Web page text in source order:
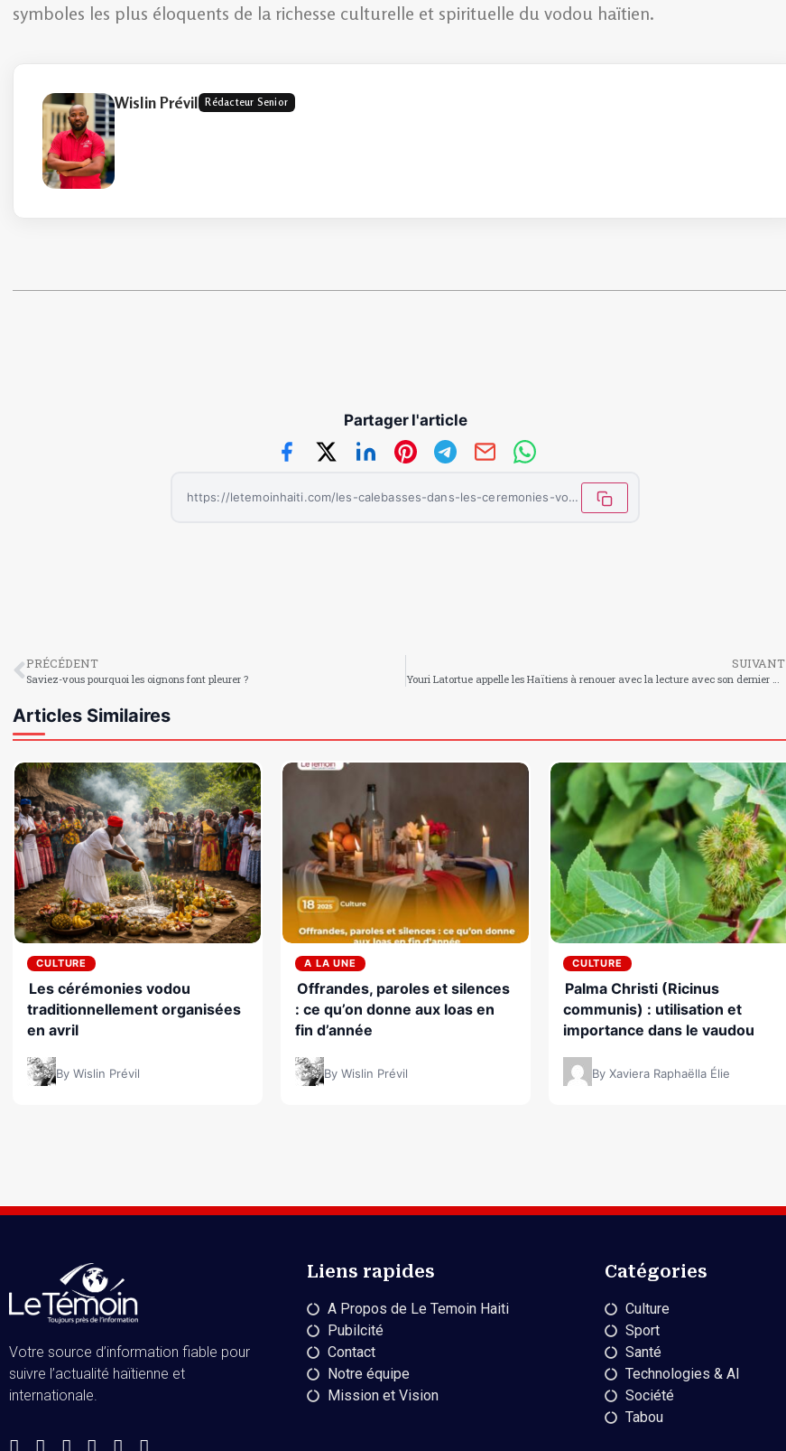
symboles les plus éloquents de la richesse culturelle et spirituelle du vodou haïtien.
Wislin Prévil Rédacteur Senior
Partager l'article
https://letemoinhaiti.com/les-calebasses-dans-les-ceremonies-vodou-entre-spiritualite-tradition-et-transmission/
PRÉCÉDENT
Saviez-vous pourquoi les oignons font pleurer ?
SUIVANT
Youri Latortue appelle les Haïtiens à renouer avec la lecture avec son dernier ouvrage en date
Articles Similaires
CULTURE
Les cérémonies vodou
traditionnellement organisées
en avril
By Wislin Prévil
A LA UNE
Offrandes, paroles et silences
: ce qu’on donne aux loas en
fin d’année
By Wislin Prévil
CULTURE
Palma Christi (Ricinus
communis) : utilisation et
importance dans le vaudou
By Xaviera Raphaëlla Élie
Votre source d’information fiable pour
suivre l’actualité haïtienne et
internationale.
Liens rapides
A Propos de Le Temoin Haiti
Pubilcité
Contact
Notre équipe
Mission et Vision
Catégories
Culture
Sport
Santé
Technologies & AI
Société
Tabou